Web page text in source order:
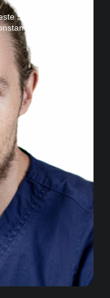
51k followes în
cazuri clinice